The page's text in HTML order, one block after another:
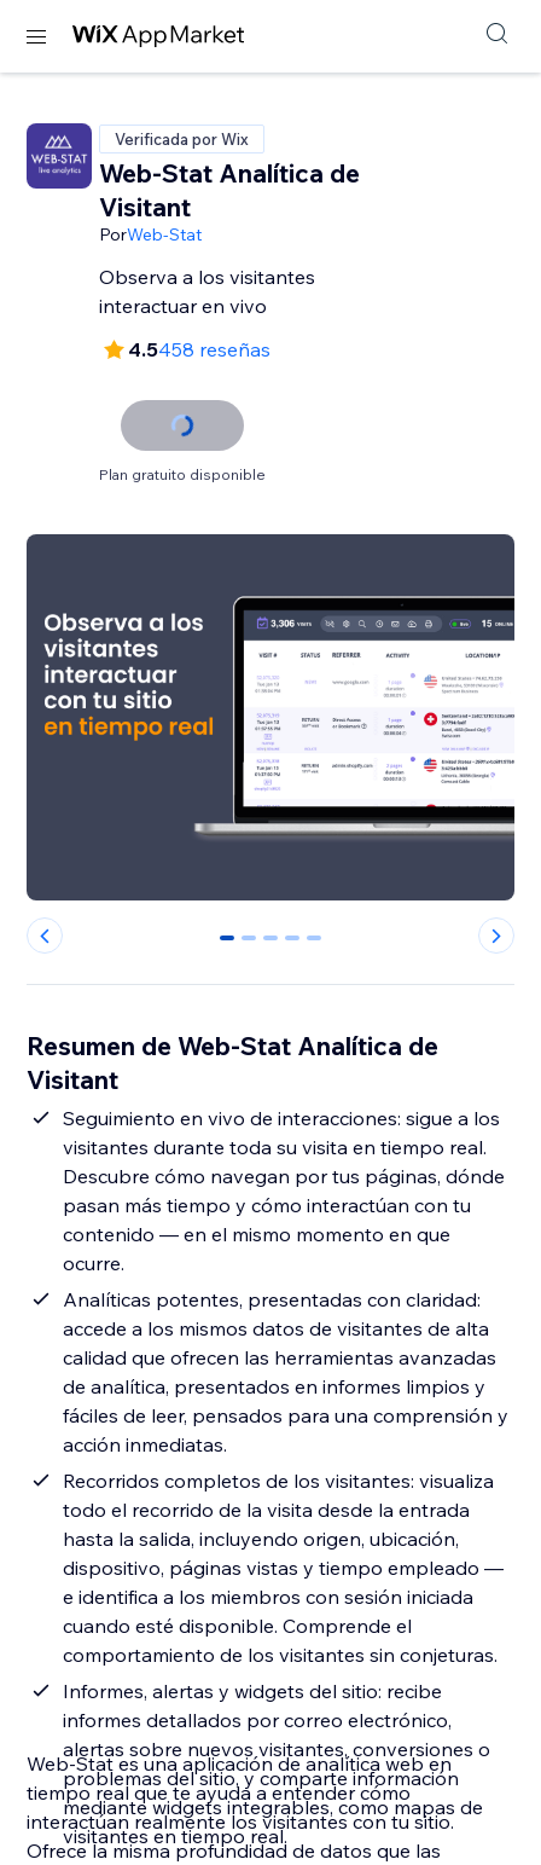
Verificada por Wix
Web-Stat Analítica de
Visitant
PorWeb-Stat
Observa a los visitantes
interactuar en vivo
4.5458 reseñas
Plan gratuito disponible
0 1 2 3 4
Resumen de Web-Stat Analítica de
Visitant
Seguimiento en vivo de interacciones: sigue a los
visitantes durante toda su visita en tiempo real.
Descubre cómo navegan por tus páginas, dónde
pasan más tiempo y cómo interactúan con tu
contenido — en el mismo momento en que
ocurre.
Analíticas potentes, presentadas con claridad:
accede a los mismos datos de visitantes de alta
calidad que ofrecen las herramientas avanzadas
de analítica, presentados en informes limpios y
fáciles de leer, pensados para una comprensión y
acción inmediatas.
Recorridos completos de los visitantes: visualiza
todo el recorrido de la visita desde la entrada
hasta la salida, incluyendo origen, ubicación,
dispositivo, páginas vistas y tiempo empleado —
e identifica a los miembros con sesión iniciada
cuando esté disponible. Comprende el
comportamiento de los visitantes sin conjeturas.
Informes, alertas y widgets del sitio: recibe
informes detallados por correo electrónico,
alertas sobre nuevos visitantes, conversiones o
problemas del sitio, y comparte información
mediante widgets integrables, como mapas de
visitantes en tiempo real.
Web-Stat es una aplicación de analítica web en
tiempo real que te ayuda a entender cómo
interactúan realmente los visitantes con tu sitio.
Ofrece la misma profundidad de datos que las